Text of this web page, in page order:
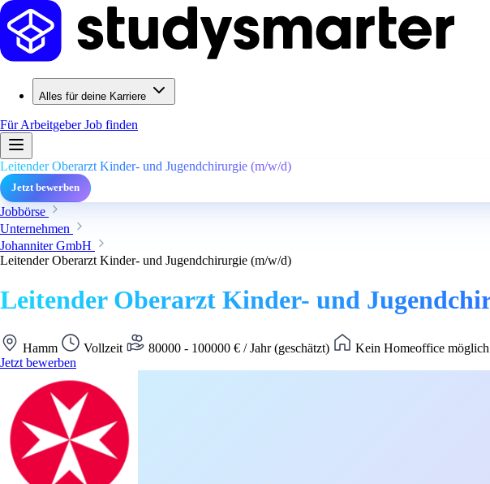
Alles für deine Karriere
Für ArbeitgeberJob finden
Leitender Oberarzt Kinder- und Jugendchirurgie (m/w/d)
Jetzt bewerben
Jobbörse
Unternehmen
Johanniter GmbH
Leitender Oberarzt Kinder- und Jugendchirurgie (m/w/d)
Leitender Oberarzt Kinder- und
Hamm Vollzeit 80000 - 100000 € / Jahr (geschätzt)
Kein Homeoffice möglich
Jetzt bewerben